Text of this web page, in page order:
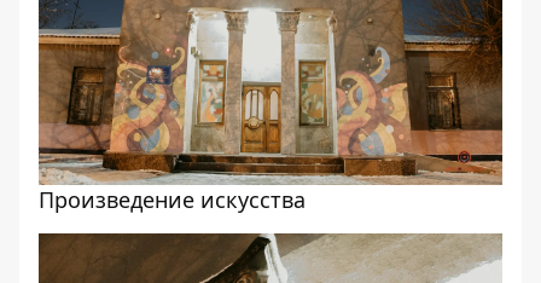
Произведение искусства